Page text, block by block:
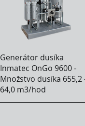
Generátor dusíka
Inmatec OnGo 9600 -
Množstvo dusíka 655,2
64,0 m3/hod